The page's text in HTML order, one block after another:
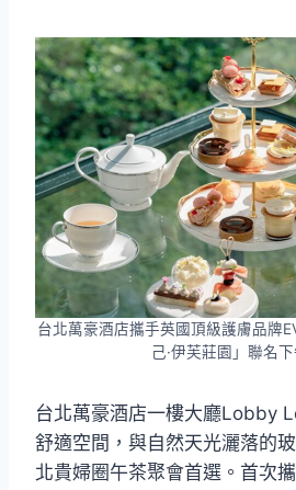
台北萬豪酒店攜手英國頂級護膚品牌
己·伊芙莊園」聯名下
台北萬豪酒店一樓大廳Lobby
舒適空間，與自然天光灑落的
北貴婦圈午茶聚會首選。首次